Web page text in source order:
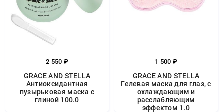
2 550 ₽
GRACE AND STELLA
Антиоксидантная
пузырьковая маска с
глиной 100.0
1 500 ₽
GRACE AND STELLA
Гелевая маска для глаз, с
охлаждающим и
расслабляющим
эффектом 1.0